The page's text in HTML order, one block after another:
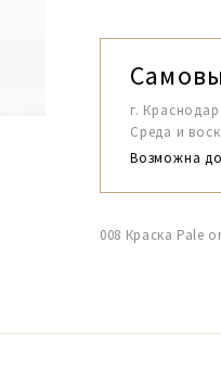
г.
Среда и
Возможна
008 Краска Pale